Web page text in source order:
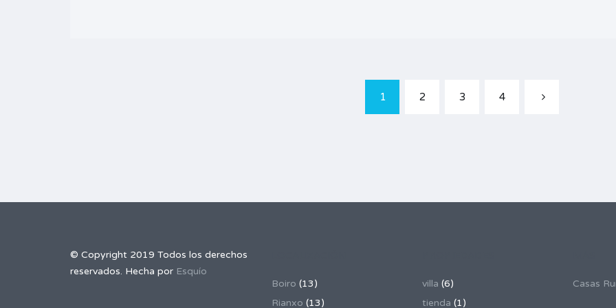
1 2 3 4
© Copyright 2019 Todos los derechos
reservados. Hecha por Esquío
Boiro (13)
Rianxo (13)
villa (6)
tienda (1)
Casas